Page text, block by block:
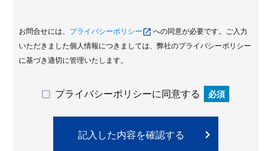
お問合せには、 プライバシーポリシー
への同意が必要です。ご入力
いただきました個人情報につきましては、弊社のプライバシーポリシー
に基づき適切に管理いたします。
プライバシーポリシーに同意する 必須